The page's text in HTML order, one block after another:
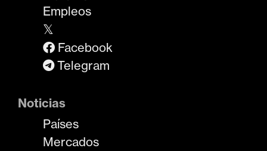
Empleos
𝕏
Facebook
Telegram
Noticias
Países
Mercados